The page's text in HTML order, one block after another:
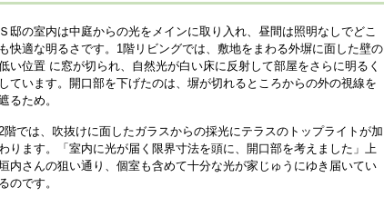
Ｓ邸の室内は中庭からの光をメインに取り入れ、昼間は照明なしでどこ
も快適な明るさです。1階リビングでは、敷地をまわる外塀に面した壁の
い位置 に窓が切られ、自然光が白い床に反射して部屋をさらに明るく
しています。開口部を下げたのは、塀が切れるところからの外の視線を
るため。
階では、吹抜けに面したガラスからの採光にテラスのトップライトが加
ります。「室内に光が届く限界寸法を頭に、開口部を考えました」上
内さんの狙い通り、個室も含めて十分な光が家じゅうにゆき届いてい
るのです。